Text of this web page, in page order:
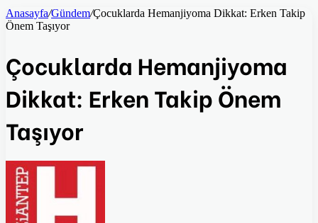
Anasayfa/Gündem/Çocuklarda Hemanjiyoma Dikkat: Erken Takip
Önem Taşıyor
Çocuklarda Hemanjiyoma
Dikkat: Erken Takip Önem
Taşıyor